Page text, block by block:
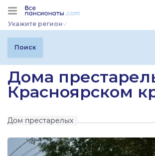
Укажите регион
Поиск
Дома
Красноярском
Дом престарелых